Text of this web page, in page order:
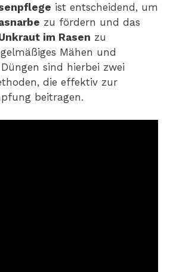
ist entscheidend, um
zu fördern und das
im Rasen zu
Mähen und
sind hierbei zwei
die effektiv zur
beitragen.